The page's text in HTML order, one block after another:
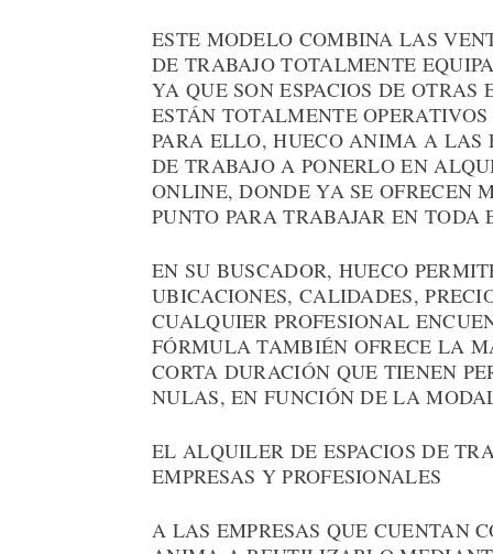
ESTE MODELO COMBINA LAS
DE TRABAJO TOTALMENTE
YA QUE SON ESPACIOS DE
ESTÁN TOTALMENTE
PARA ELLO, HUECO ANIMA A LAS
DE TRABAJO A PONERLO EN
ONLINE, DONDE YA SE OFRECEN
PUNTO PARA TRABAJAR EN TODA
EN SU BUSCADOR, HUECO
UBICACIONES, CALIDADES,
CUALQUIER PROFESIONAL
FÓRMULA TAMBIÉN OFRECE LA
CORTA DURACIÓN QUE TIENEN
NULAS, EN FUNCIÓN DE LA
EL ALQUILER DE ESPACIOS DE
EMPRESAS Y PROFESIONALES
A LAS EMPRESAS QUE CUENTAN